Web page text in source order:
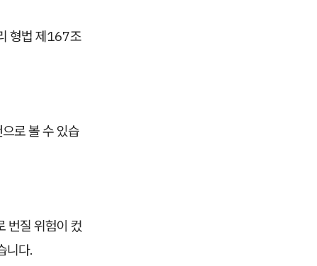
형법 제167조
로 볼 수 있습
번질 위험이 컸
니다.